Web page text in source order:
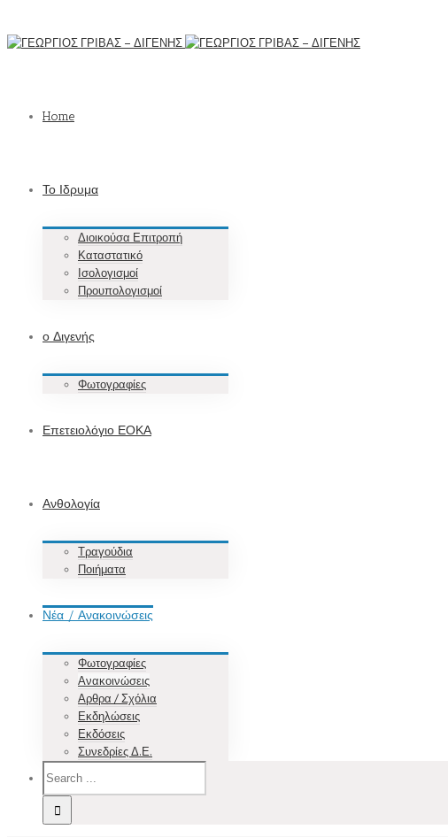
Home
Το Ιδρυμα
Διοικούσα Επιτροπή
Καταστατικό
Ισολογισμοί
Προυπολογισμοί
ο Διγενής
Φωτογραφίες
Επετειολόγιο ΕΟΚΑ
Ανθολογία
Τραγούδια
Ποιήματα
Νέα / Ανακοινώσεις
Φωτογραφίες
Ανακοινώσεις
Αρθρα / Σχόλια
Εκδηλώσεις
Εκδόσεις
Συνεδρίες Δ.Ε.